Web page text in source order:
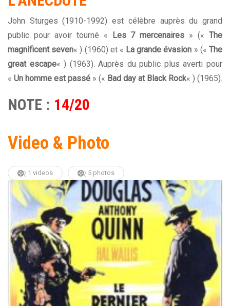
John Sturges (1910-1992) est célèbre auprès du grand
public pour avoir tourné «
Les 7 mercenaires » («The
magnificent seven« ) (1960) et « La grande évasion » («The
great escape« ) (1963). Auprès du public plus averti pour
« Un homme est passé » (« Bad day at Black Rock« ) (1965).
NOTE : 14/20
Video & Photo
1 videos 5 photos